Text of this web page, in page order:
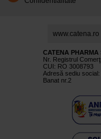
CATENA PHARMA
Nr. Registrul
CUI: RO 3008793
Adresă sediu
Banat nr.2